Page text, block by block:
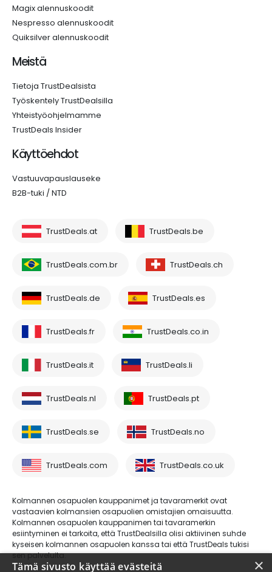
Magix alennuskoodit
Nespresso alennuskoodit
Quiksilver alennuskoodit
Meistä
Tietoja TrustDealsista
Työskentely TrustDealsilla
Yhteistyöohjelmamme
TrustDeals Insider
Käyttöehdot
Vastuuvapauslauseke
B2B-tuki / NTD
TrustDeals.at TrustDeals.be
TrustDeals.com.br TrustDeals.ch
TrustDeals.de TrustDeals.es
TrustDeals.fr TrustDeals.co.in
TrustDeals.it TrustDeals.li
TrustDeals.nl TrustDeals.pt
TrustDeals.se TrustDeals.no
TrustDeals.com TrustDeals.co.uk
Kolmannen osapuolen kauppanimet ja tavaramerkit ovat
vastaavien kolmansien osapuolien omistajien omaisuutta.
Kolmannen osapuolen kauppanimen tai tavaramerkin
esiintyminen ei tarkoita, että TrustDealsilla olisi aktiivinen suhde
kyseisen kolmannen osapuolen kanssa tai että TrustDeals tukisi
sen palveluita.
×
Tämä sivusto käyttää evästeitä